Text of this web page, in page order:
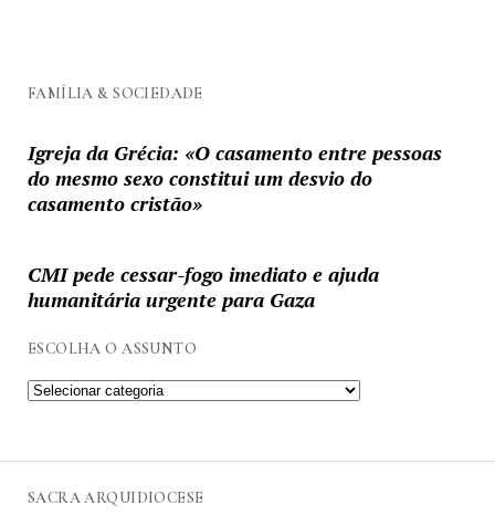
FAMÍLIA & SOCIEDADE
Igreja da Grécia: «O casamento entre pessoas
do mesmo sexo constitui um desvio do
casamento cristão»
CMI pede cessar-fogo imediato e ajuda
humanitária urgente para Gaza
ESCOLHA O ASSUNTO
SACRA ARQUIDIOCESE